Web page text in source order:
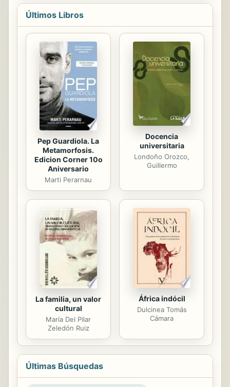
century.
Últimos Libros
Pep Guardiola. La
Metamorfosis.
Edicion Corner 10o
Aniversario
Marti Perarnau
Docencia
universitaria
Londoño Orozco,
Guillermo
La familia, un valor
cultural
María Del Pilar
Zeledón Ruiz
África indócil
Dulcinea Tomás
Cámara
Últimas Búsquedas